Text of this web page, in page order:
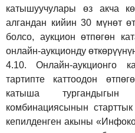
катышуучулары өз акча
алгандан кийин 30 мүнөт
болсо, аукцион өтпөгөн
онлайн-аукционду
4.10.
Онлайн-аукционго
тартипте каттоодон
катыша тургандыгын
комбинациясынын
кепилденген акыны